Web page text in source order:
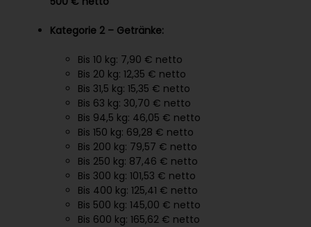
Kategorie 2 – Getränke:
Bis 10 kg: 7,90 € netto
Bis 20 kg: 12,35 € netto
Bis 31,5 kg: 15,35 € netto
Bis 63 kg: 30,70 € netto
Bis 94,5 kg: 46,05 € netto
Bis 150 kg: 69,28 € netto
Bis 200 kg: 79,57 € netto
Bis 250 kg: 87,46 € netto
Bis 300 kg: 101,53 € netto
Bis 400 kg: 125,41 € netto
Bis 500 kg: 145,00 € netto
Bis 600 kg: 165,62 € netto